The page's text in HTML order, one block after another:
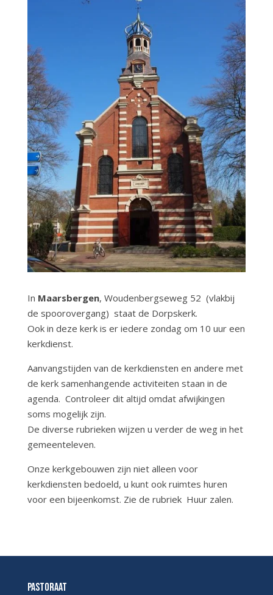
In Maarsbergen, Woudenbergseweg 52 (vlakbij
de spoorovergang) staat de Dorpskerk.
Ook in deze kerk is er iedere zondag om 10 uur een
kerkdienst.
Aanvangstijden van de kerkdiensten en andere met
de kerk samenhangende activiteiten staan in de
agenda. Controleer dit altijd omdat afwijkingen
soms mogelijk zijn.
De diverse rubrieken wijzen u verder de weg in het
gemeenteleven.
Onze kerkgebouwen zijn niet alleen voor
kerkdiensten bedoeld, u kunt ook ruimtes huren
voor een bijeenkomst. Zie de rubriek Huur zalen.
Pastoraat